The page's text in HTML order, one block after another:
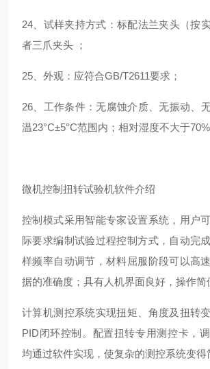
24、试样夹持方式：标配法兰夹头（按
者三爪夹头 ；
25、外观：应符合GB/T2611要求；
26、工作条件：无腐蚀介质、无振动、
温23°C±5°C范围内；相对湿度不大于70%
微机控制扭转试验机软件介绍
控制模式采用智能专家设置系统，用户
际要求编制试验过程控制方式，自动完
样频率自动调节，材料屈服阶段可以高
据的准确度；具有人机界面良好，操作简
计算机测控系统实现扭矩、角度及扭转
PID闭环控制。配置扭转专用测控卡，
均通过软件实现，使复杂的测控系统变得